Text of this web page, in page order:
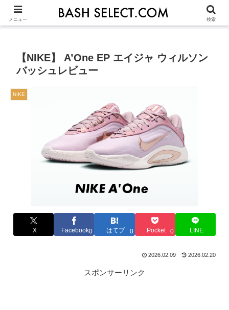
シューズ選びの基本 ASICS NIKE ADIDAS
【NIKE】 A’One EP エイジャ ウィルソン
バッシュレビュー
NIKE
X Facebook0 はてブ 0 Pocket 0 LINE
2026.02.09 2026.02.20
スポンサーリンク
メニュー 検索